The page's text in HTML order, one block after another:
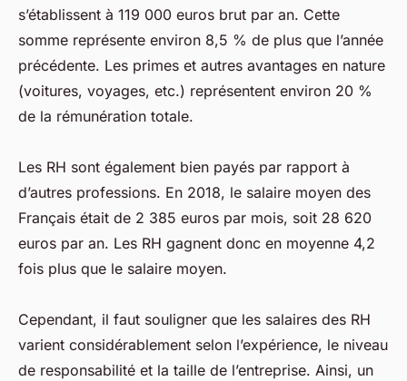
s’établissent à 119 000 euros brut par an. Cette
somme représente environ 8,5 % de plus que l’année
précédente. Les primes et autres avantages en nature
(voitures, voyages, etc.) représentent environ 20 %
de la rémunération totale.
Les RH sont également bien payés par rapport à
d’autres professions. En 2018, le salaire moyen des
Français était de 2 385 euros par mois, soit 28 620
euros par an. Les RH gagnent donc en moyenne 4,2
fois plus que le salaire moyen.
Cependant, il faut souligner que les salaires des RH
varient considérablement selon l’expérience, le niveau
de responsabilité et la taille de l’entreprise. Ainsi, un